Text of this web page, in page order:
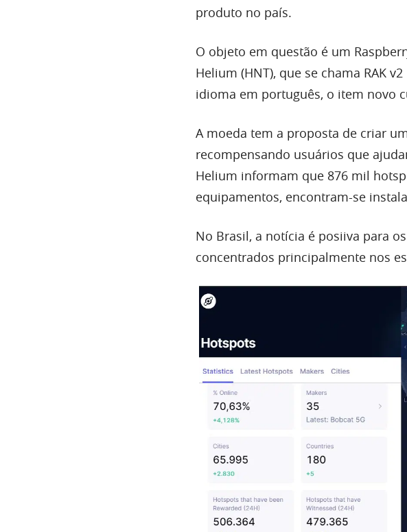
produto no país.
O objeto em questão é um
Helium (HNT), que se chama RAK
idioma em português, o item novo
A moeda tem a proposta de criar
recompensando usuários que
Helium informam que 876 mil
equipamentos, encontram-se
No Brasil, a notícia é posiiva para
concentrados principalmente nos